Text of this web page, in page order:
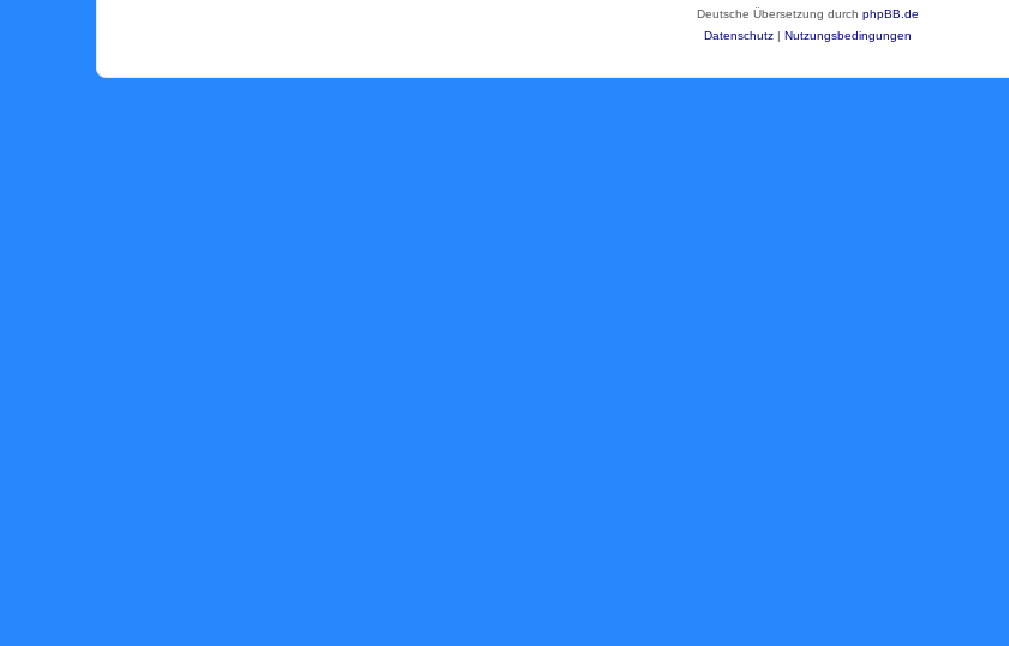
Deutsche Übersetzung durch phpBB.de
Datenschutz| Nutzungsbedingungen